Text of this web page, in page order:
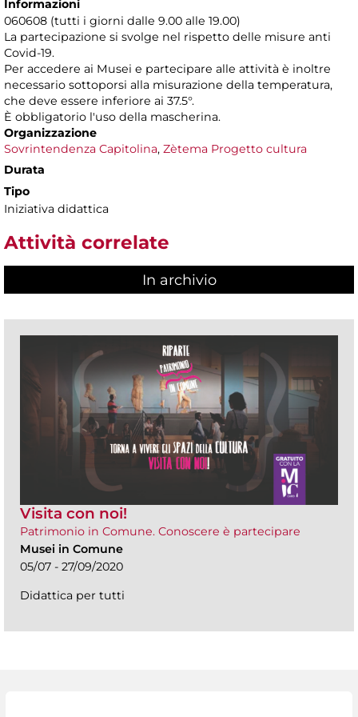
Informazioni
060608 (tutti i giorni dalle 9.00 alle 19.00)
La partecipazione si svolge nel rispetto delle misure anti
Covid-19.
Per accedere ai Musei e partecipare alle attività è inoltre
necessario sottoporsi alla misurazione della temperatura,
che deve essere inferiore ai 37.5°.
È obbligatorio l'uso della mascherina.
Organizzazione
Sovrintendenza Capitolina, Zètema Progetto cultura
Durata
Tipo
Iniziativa didattica
Attività correlate
In archivio
Visita con noi!
Patrimonio in Comune. Conoscere è partecipare
Musei in Comune
05/07 - 27/09/2020
Didattica per tutti